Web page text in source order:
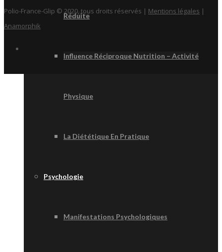
Réduite
Influence Réciproque Nutrition – Activité
Physique
La Diététique En Pratique
Psychologie
Manifestations Psychologiques
Polio-France-Glip © 2020, tous droits réservés | Mentions légales |
Anamorphik